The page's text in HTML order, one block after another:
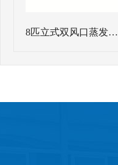
8匹立式双风口蒸发…